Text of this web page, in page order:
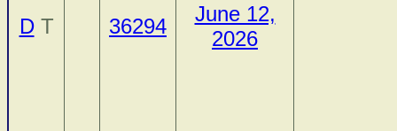
DT 36294
June 12,
2026